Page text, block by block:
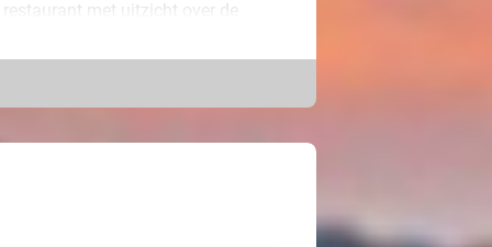
met uitzicht over de
uitvalsbasis voor een heerlijke